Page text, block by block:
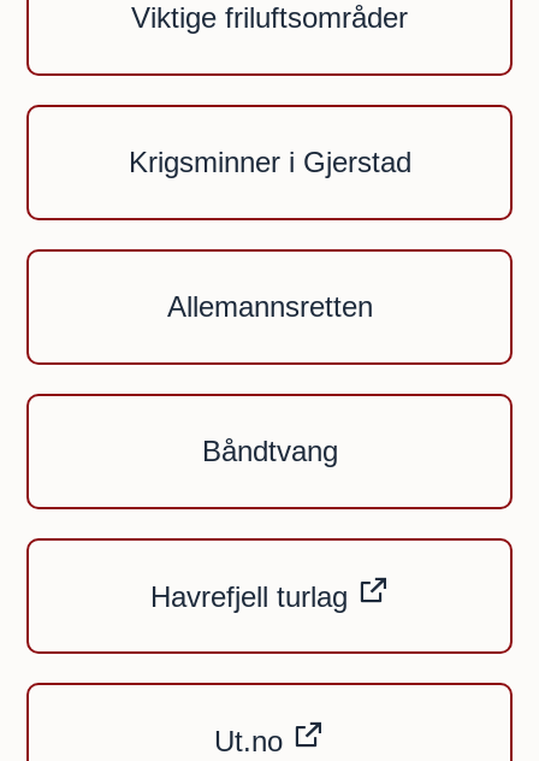
Viktige friluftsområder
Krigsminner i Gjerstad
Allemannsretten
Båndtvang
Havrefjell turlag
Ut.no